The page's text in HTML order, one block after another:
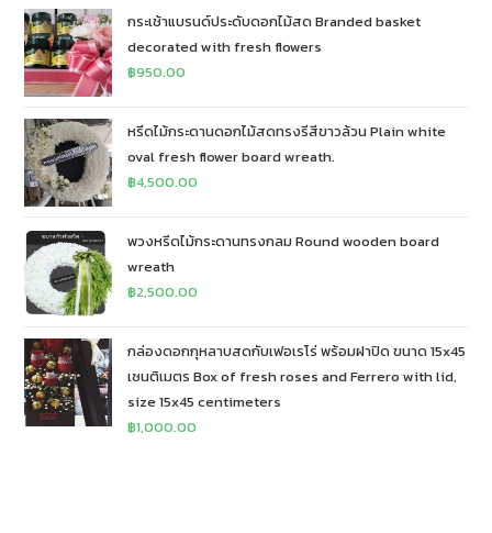
กระเช้าแบรนด์ประดับดอกไม้สด Branded basket
decorated with fresh flowers
฿950.00
หรีดไม้กระดานดอกไม้สดทรงรีสีขาวล้วน Plain white
oval fresh flower board wreath.
฿4,500.00
พวงหรีดไม้กระดานทรงกลม Round wooden board
wreath
฿2,500.00
กล่องดอกกุหลาบสดกับเฟอเรโร่ พร้อมฝาปิด ขนาด 15x45
เซนติเมตร Box of fresh roses and Ferrero with lid,
size 15x45 centimeters
฿1,000.00